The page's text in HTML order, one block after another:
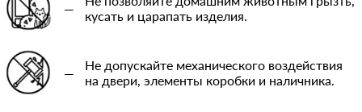
—
кусать и царапать изделия.
—
Не допускайте механического воздействия
на двери, элементы коробки и наличника.